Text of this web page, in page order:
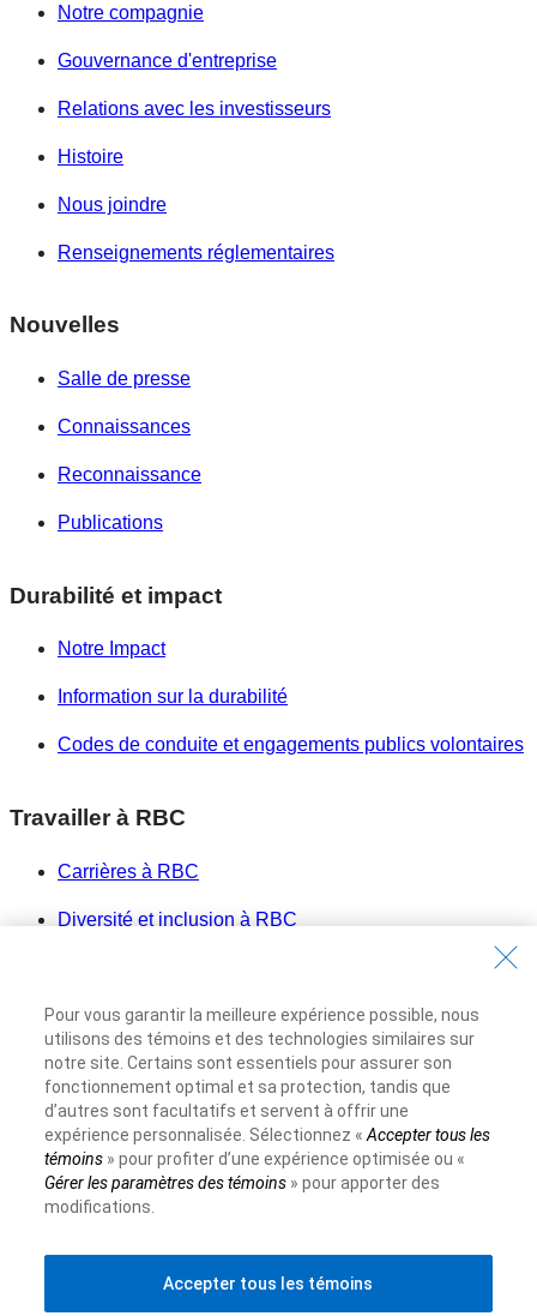
Notre compagnie
Gouvernance d'entreprise
Relations avec les investisseurs
Histoire
Nous joindre
Renseignements réglementaires
Nouvelles
Salle de presse
Connaissances
Reconnaissance
Publications
Durabilité et impact
Notre Impact
Information sur la durabilité
Codes de conduite et engagements publics volontaires
Travailler à RBC
Carrières à RBC
Diversité et inclusion à RBC
Site Web de la Banque Royale du Canada©1995-2026
Conditions d’utilisation
Accessibilité
Protection des renseignements et Sécurité
Publicité et témoins
Pour vous garantir la meilleure expérience possible, nous
utilisons des témoins et des technologies similaires sur
notre site. Certains sont essentiels pour assurer son
fonctionnement optimal et sa protection, tandis que
d’autres sont facultatifs et servent à offrir une
expérience personnalisée. Sélectionnez « Accepter tous les
témoins» pour profiter d’une expérience optimisée ou «
Gérer les paramètres des témoins» pour apporter des
modifications.
Accepter tous les témoins